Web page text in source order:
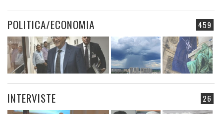
459
POLITICA/ECONOMIA
26
INTERVISTE